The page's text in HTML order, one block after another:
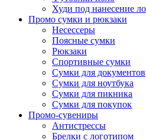
Худи под нанесение
Промо сумки и рюкзаки
Несессеры
Поясные сумки
Рюкзаки
Спортивные сумки
Сумки для документов
Сумки для ноутбука
Сумки для пикника
Сумки для покупок
Промо-сувениры
Антистрессы
Брелки с логотипом